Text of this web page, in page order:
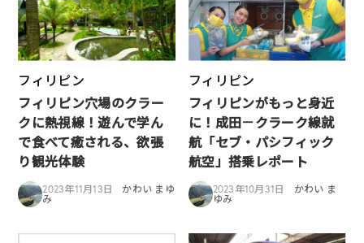
フィリピン
フィリピン穴場のクラー
クに熱視線！遊んで学ん
で食べて癒される、欲張
り観光体験
2023年11月13日
かわい まゆ
み
フィリピン
フィリピンがもっと身近
に！成田－クラーク線就
航「セブ・パシフィック
航空」搭乗レポート
2023年10月31日
かわい ま
ゆみ